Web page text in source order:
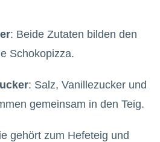
: Beide Zutaten bilden den
Schokopizza.
: Salz, Vanillezucker und
gemeinsam in den Teig.
gehört zum Hefeteig und